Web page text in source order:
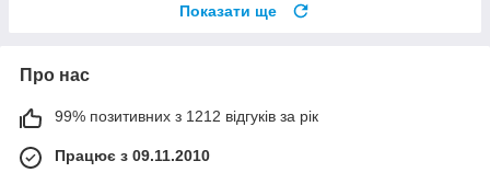
Показати ще
Про нас
99% позитивних з 1212 відгуків за рік
Працює з 09.11.2010